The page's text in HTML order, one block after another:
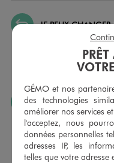
JE PEUX CHANGER
Nous échangeons
remboursement
sous 30 jours, sur
JE PEUX FAIRE
Ourlets, ceintures…
retoucher vos
sont à votre
conditions en
GÉMO et nos
des technologies
améliorer nos services
l'acceptez, nous
données personnelles
adresses IP, les
telles que votre adresse